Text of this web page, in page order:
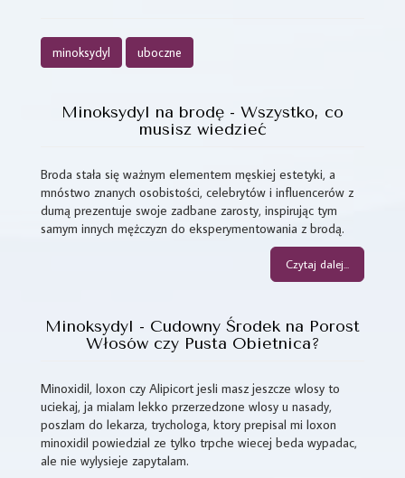
minoksydyl uboczne
Minoksydyl na brodę - Wszystko, co
musisz wiedzieć
Broda stała się ważnym elementem męskiej estetyki, a
mnóstwo znanych osobistości, celebrytów i influencerów z
dumą prezentuje swoje zadbane zarosty, inspirując tym
samym innych mężczyzn do eksperymentowania z brodą.
Czytaj dalej...
Minoksydyl - Cudowny Środek na Porost
Włosów czy Pusta Obietnica?
Minoxidil, loxon czy Alipicort jesli masz jeszcze wlosy to
uciekaj, ja mialam lekko przerzedzone wlosy u nasady,
poszlam do lekarza, trychologa, ktory prepisal mi loxon
minoxidil powiedzial ze tylko trpche wiecej beda wypadac,
ale nie wylysieje zapytalam.